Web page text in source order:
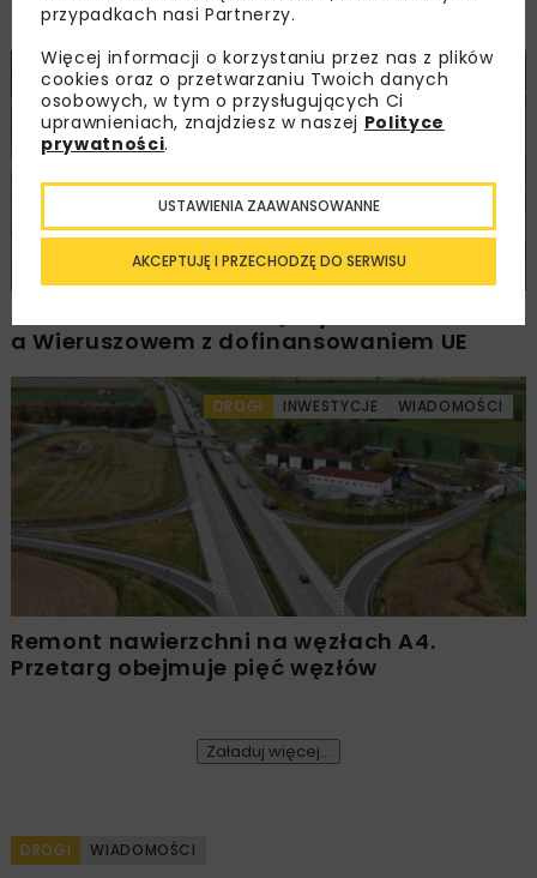
– Szczyrzyc projektu Podłęże–Piekiełko
DROGI INWESTYCJE WIADOMOŚCI
a Wieruszowem z dofinansowaniem UE
DROGI INWESTYCJE WIADOMOŚCI
Remont nawierzchni na węzłach A4.
Przetarg obejmuje pięć węzłów
Załaduj więcej...
DROGI WIADOMOŚCI
przypadkach nasi Partnerzy.
Więcej informacji o korzystaniu przez nas z plików
cookies oraz o przetwarzaniu Twoich danych
osobowych, w tym o przysługujących Ci
uprawnieniach, znajdziesz w naszej Polityce
prywatności.
AKCEPTUJĘ I PRZECHODZĘ DO SERWISU
USTAWIENIA ZAAWANSOWANNE